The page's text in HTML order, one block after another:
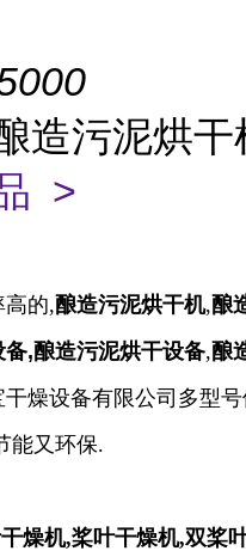
造污泥烘干
>
高的,酿造污泥烘干机,酿
备,酿造污泥烘干设备,酿
干燥设备有限公司多型
能又环保.
燥机,桨叶干燥机,双桨